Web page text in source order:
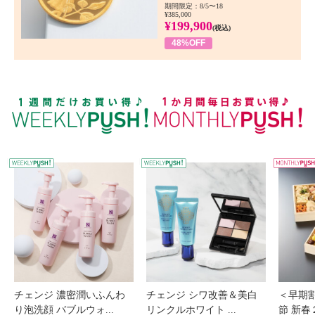
期間限定：8/5〜18
¥385,000
¥199,900(税込)
48%OFF
WEEKLY PUSH
チェンジ 濃密潤いふんわ
り泡洗顔 バブルウォ...
チェンジ シワ改善＆美白
リンクルホワイト ...
＜早期
節 新春